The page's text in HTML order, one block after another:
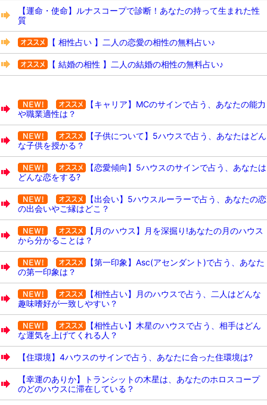
【運命・使命】ルナスコープで診断！あなたの持って生まれた性
質
【 相性占い 】二人の恋愛の相性の無料占い♪
【 結婚の相性 】二人の結婚の相性の無料占い♪
【キャリア】MCのサインで占う、あなたの能力
や職業適性は？
【子供について】5ハウスで占う、あなたはどん
な子供を授かる？
【恋愛傾向】5ハウスのサインで占う、あなたは
どんな恋をする?
【出会い】5ハウスルーラーで占う、あなたの恋
の出会いやご縁はどこ？
【月のハウス】月を深掘り!あなたの月のハウス
から分かることは？
【第一印象】Asc(アセンダント)で占う、あなた
の第一印象は？
【相性占い】月のハウスで占う、二人はどんな
趣味嗜好が一致しやすい？
【相性占い】木星のハウスで占う、相手はどん
な運気を上げてくれる人？
【住環境】4ハウスのサインで占う、あなたに合った住環境は?
【幸運のありか】トランシットの木星は、あなたのホロスコープ
のどのハウスに滞在している？